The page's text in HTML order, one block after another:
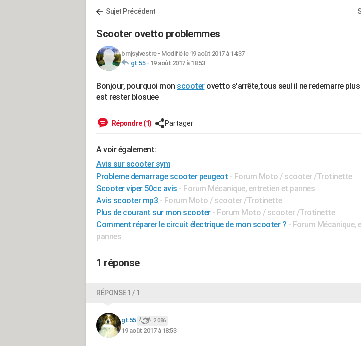
Sujet Précédent
Scooter ovetto problemmes
brnjsylvestre- Modifié le 19 août 2017 à 14:37
gt.55- 19 août 2017 à 18:53
Bonjour, pourquoi mon scooterovetto s'arrête,tous seul il ne redemarre
est rester blosuee
Répondre (1) Partager
A voir également:
Avis sur scooter sym
Probleme demarrage scooter peugeot - Forum Moto / scooter /Trotinette
Scooter viper 50cc avis - Forum Mécanique, entretien et pannes
Avis scooter mp3 - Forum Moto / scooter /Trotinette
Plus de courant sur mon scooter - Forum Moto / scooter /Trotinette
Comment réparer le circuit électrique de mon scooter ? - Forum Mécanique,
pannes
1 réponse
RÉPONSE 1 / 1
gt.55 2 086
19 août 2017 à 18:53